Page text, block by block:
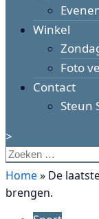
Winkel
Foto
Contact
Steun
>
Zoeken
naar:
Home» De
brengen.